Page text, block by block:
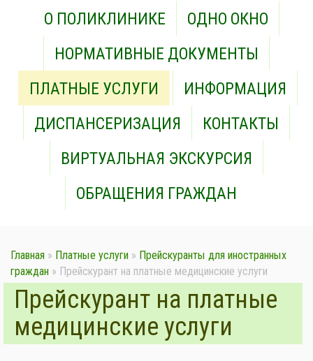
О ПОЛИКЛИНИКЕ
ОДНО ОКНО
НОРМАТИВНЫЕ ДОКУМЕНТЫ
ПЛАТНЫЕ УСЛУГИ
ИНФОРМАЦИЯ
ДИСПАНСЕРИЗАЦИЯ
КОНТАКТЫ
ВИРТУАЛЬНАЯ ЭКСКУРСИЯ
ОБРАЩЕНИЯ ГРАЖДАН
Главная » Платные услуги » Прейскуранты для иностранных
граждан » Прейскурант на платные медицинские услуги
Прейскурант на платные
медицинские услуги